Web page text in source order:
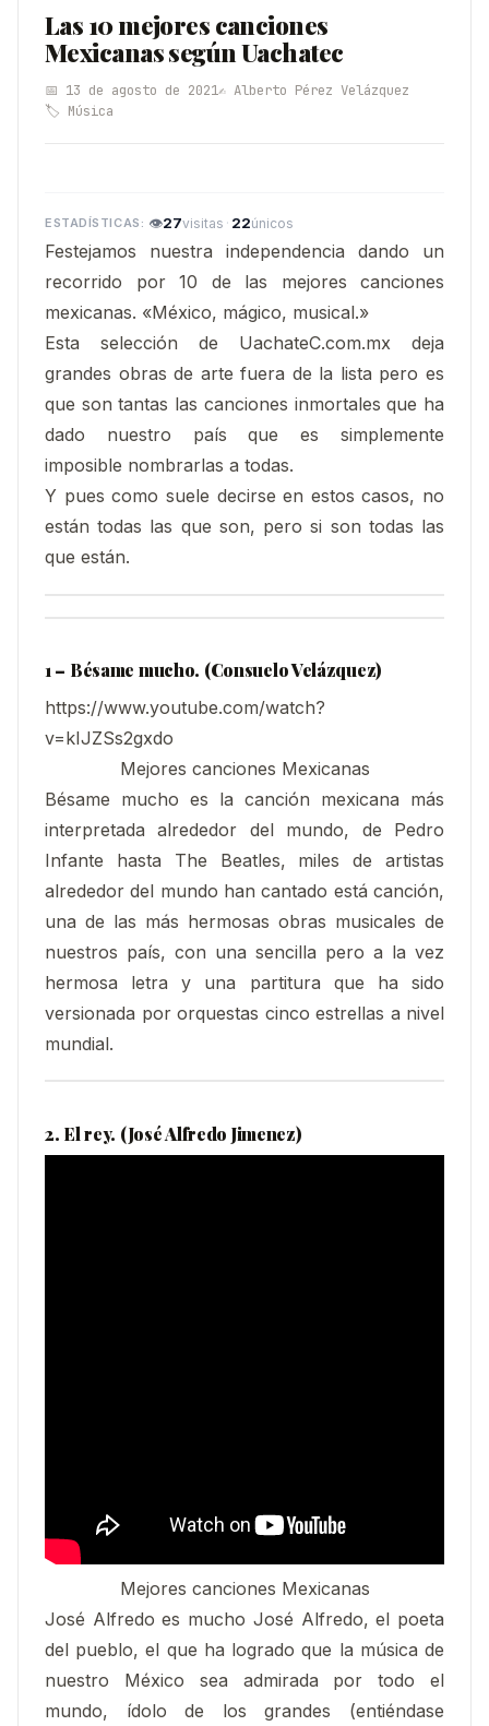
Las 10 mejores canciones
Mexicanas según Uachatec
📅 13 de agosto de 2021✍️ Alberto Pérez Velázquez
🏷️ Música
👁27visitas · 22únicos
Festejamos nuestra independencia dando un
recorrido por 10 de las mejores canciones
mexicanas. «México, mágico, musical.»
Esta selección de UachateC.com.mx deja
grandes obras de arte fuera de la lista pero es
que son tantas las canciones inmortales que ha
dado nuestro país que es simplemente
imposible nombrarlas a todas.
Y pues como suele decirse en estos casos, no
están todas las que son, pero si son todas las
que están.
1 – Bésame mucho. (Consuelo Velázquez)
https://www.youtube.com/watch?
v=kIJZSs2gxdo
Mejores canciones Mexicanas
Bésame mucho es la canción mexicana más
interpretada alrededor del mundo, de Pedro
Infante hasta The Beatles, miles de artistas
alrededor del mundo han cantado está canción,
una de las más hermosas obras musicales de
nuestros país, con una sencilla pero a la vez
hermosa letra y una partitura que ha sido
versionada por orquestas cinco estrellas a nivel
mundial.
2. El rey. (José Alfredo Jimenez)
Mejores canciones Mexicanas
José Alfredo es mucho José Alfredo, el poeta
del pueblo, el que ha logrado que la música de
nuestro México sea admirada por todo el
mundo, ídolo de los grandes (entiéndase